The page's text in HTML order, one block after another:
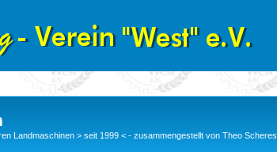
Landmaschinen > seit 1999 < - zusammengestellt von Theo Scheres